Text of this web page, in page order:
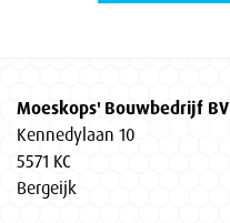
Moeskops' Bouwbedrijf BV
Kennedylaan 10
5571 KC
Bergeijk